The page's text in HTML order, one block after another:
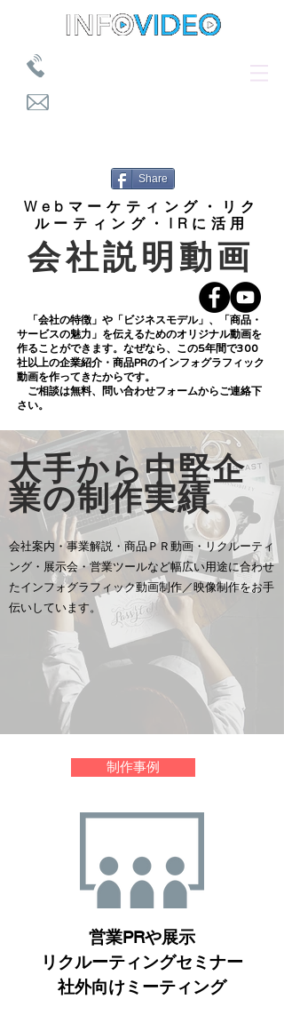
Share
Webマーケティング・リク
ルーティング・IRに活用
​会社説明動画
「会社の特徴」や「ビジネスモデル」、「商品・
サービスの魅力」を伝えるためのオリジナル動画を
作ることができます。なぜなら、この5年間で300
社以上の企業紹介・商品PRのインフォグラフィック
動画を作ってきたからです。
ご相談は無料、
問い合わせフォームからご連絡下
さい。
​大手から中堅企
業の制作実績
会社案内・事業解説・商品ＰＲ動画・リクルーティ
ング・展示会・営業ツールなど幅広い用途に合わせ
たインフォグラフィック動画制作／映像制作をお手
伝いしています。
制作事例
営業PRや展示
リクルーティングセミナー
社外向けミーティング